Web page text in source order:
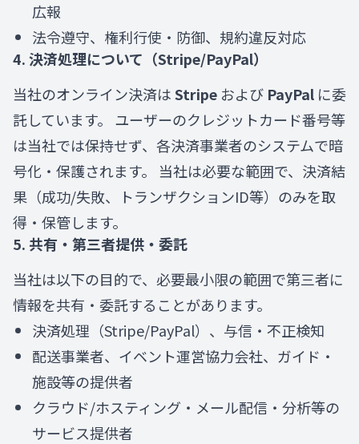
広報
法令遵守、権利行使・防御、規約違反対応
4. 決済処理について（Stripe/PayPal）
当社のオンライン決済はStripe および PayPal に委
託しています。 ユーザーのクレジットカード番号等
は当社では保持せず、各決済事業者のシステムで暗
号化・保護されます。 当社は必要な範囲で、決済結
果（成功/失敗、トランザクションID等）のみを取
得・保管します。
5. 共有・第三者提供・委託
当社は以下の目的で、必要最小限の範囲で第三者に
情報を共有・委託することがあります。
決済処理（Stripe/PayPal）、与信・不正検知
配送事業者、イベント運営協力会社、ガイド・
施設等の提供者
クラウド/ホスティング・メール配信・分析等の
サービス提供者